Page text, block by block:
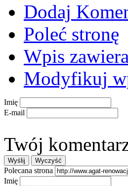
Dodaj
Poleć stronę
Wpis
Modyfikuj
Imię
E-mail
Twój
Polecana strona
Imię